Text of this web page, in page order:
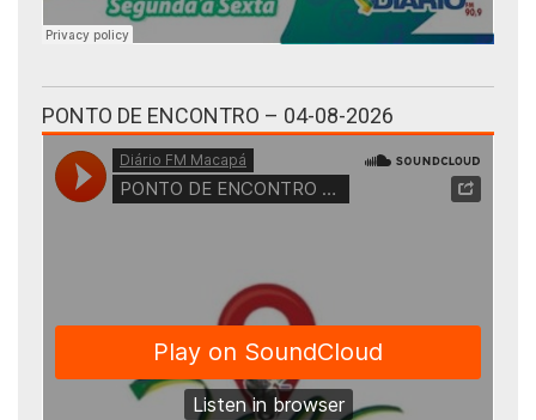
PONTO DE ENCONTRO – 04-08-2026